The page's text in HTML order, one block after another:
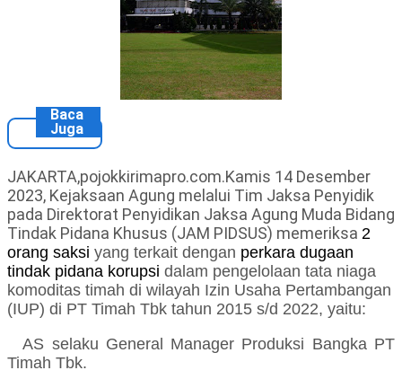
Baca
Juga
JAKARTA,pojokkirimapro.com.Kamis 14 Desember
2023, Kejaksaan Agung melalui Tim Jaksa Penyidik
pada Direktorat Penyidikan Jaksa Agung Muda Bidang
Tindak Pidana Khusus (JAM PIDSUS) memeriksa 2
orang saksi yang terkait dengan perkara dugaan
tindak pidana korupsi dalam pengelolaan tata niaga
komoditas timah di wilayah Izin Usaha Pertambangan
(IUP) di PT Timah Tbk tahun 2015 s/d 2022, yaitu:
AS selaku General Manager Produksi Bangka PT
Timah Tbk.